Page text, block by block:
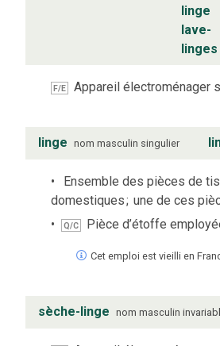
linge
lave-
linges
F/E Appareil électroménager
linge nom masculin singulier
Ensemble des pièces de
domestiques; une de ces
Q/C Pièce d’étoffe
Cet emploi est vieilli en
sèche-linge nom masculin